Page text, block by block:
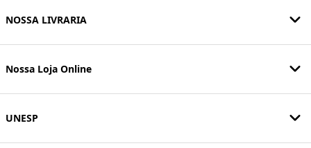
NOSSA LIVRARIA
Nossa Loja Online
UNESP